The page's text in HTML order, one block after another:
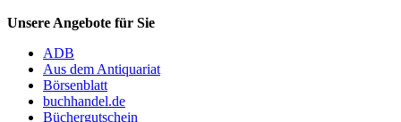
Unsere Angebote für Sie
ADB
Aus dem Antiquariat
Börsenblatt
buchhandel.de
Büchergutschein